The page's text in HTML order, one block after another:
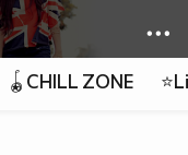
🪀CHILL ZONE